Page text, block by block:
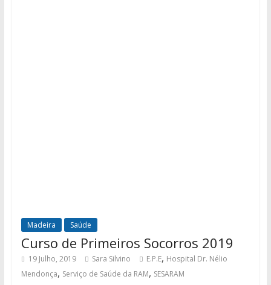
Madeira Saúde
Curso de Primeiros Socorros 2019
19 Julho, 2019 Sara Silvino E.P.E, Hospital Dr. Nélio
Mendonça, Serviço de Saúde da RAM, SESARAM